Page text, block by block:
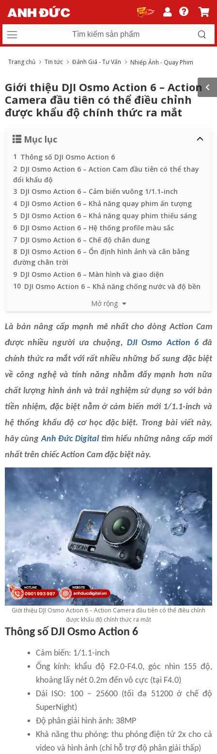
Trang chủ Tin tức Đánh Giá - Tư Vấn Nhiếp Ảnh - Quay Phim
Giới thiệu DJI Osmo Action 6 – Action
Camera đầu tiên có thể điều chỉnh
được khẩu độ chính thức ra mắt
Mục lục
1 Thông số DJI Osmo Action 6
2 DJI Osmo Action 6 – Action Cam đầu tiên có thể thay
đổi khẩu độ
3 DJI Osmo Action 6 – Cảm biến vuông 1/1.1-inch
4 DJI Osmo Action 6 – Khả năng quay phim ấn tượng
5 DJI Osmo Action 6 – Khả năng quay phim thiếu sáng
6 DJI Osmo Action 6 – Hệ thống profile màu sắc
7 DJI Osmo Action 6 – Chế độ chân dung
8 DJI Osmo Action 6 – Ổn định hình ảnh và cân bằng
đường chân trời
9 DJI Osmo Action 6 – Màn hình và giao diện
10 DJI Osmo Action 6 – Khả năng chống nước và độ bền
DJI Osmo Action 6 – Hệ sinh thái Osmo Audio và trợ
12 DJI Osmo Action 6 – Phụ kiện ống kính
DJI Osmo Action 6 – Hỗ trợ ứng dụng dụng DJI Mimo
14
Ngày ra mắt và mức giá
Mở rộng
Là bản nâng cấp mạnh mẽ nhất cho dòng Action Cam
được nhiều người ưa chuộng,DJI Osmo Action 6đã
chính thức ra mắt với rất nhiều những bổ sung đặc biệt
về công nghệ và tính năng nhằm đẩy mạnh hơn nữa
chất lượng hình ảnh và trải nghiệm sử dụng so với bản
tiền nhiệm, đặc biệt nằm ở cảm biến mới 1/1.1-inch và
hệ thống khẩu độ cơ học đặc biệt. Trong bài viết này,
hãy cùngAnh Đức Digital tìm hiểu những nâng cấp mới
nhất trên chiếc Action Cam đặc biệt này.
Giới thiệu DJI Osmo Action 6 – Action Camera đầu tiên có thể điều chỉnh
được khẩu độ chính thức ra mắt
Thông số DJI Osmo Action 6
Cảm biến: 1/1.1-inch
Ống kính: khẩu độ F2.0-F4.0, góc nhìn 155 độ,
khoảng lấy nét 0.2m đến vô cực (tại F4.0)
Dải ISO: 100 – 25600 (tối đa 51200 ở chế độ
SuperNight)
Độ phân giải hình ảnh: 38MP
Khả năng thu phóng: thu phóng điện tử 2x cho cả
video và hình ảnh (chỉ hỗ trợ độ phân giải thấp)